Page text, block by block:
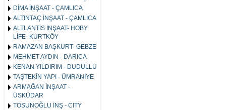
DİMA İNŞAAT - ÇAMLICA
ALTINTAÇ İNŞAAT - ÇAMLICA
ALTLANTİS İNŞAAT- HOBY
LİFE- KURTKÖY
RAMAZAN BAŞKURT- GEBZE
MEHMET AYDIN - DARICA
KENAN YILDIRIM - DUDULLU
TAŞTEKİN YAPI - ÜMRANİYE
ARMAĞAN İNŞAAT -
ÜSKÜDAR
TOSUNOĞLU İNŞ - CITY